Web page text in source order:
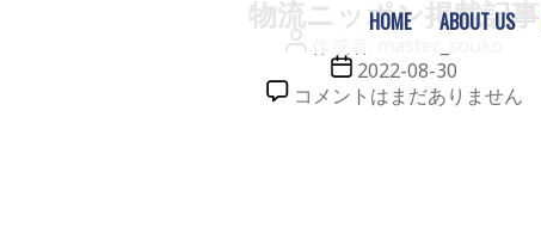
HOME ABOUT US
物流ニッポン掲載記事
投
稿
者 投
稿
日
2022-08-30
物
流
コメントはまだありません